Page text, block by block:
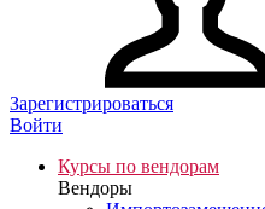
Зарегистрироваться
Войти
Курсы по вендорам
Вендоры